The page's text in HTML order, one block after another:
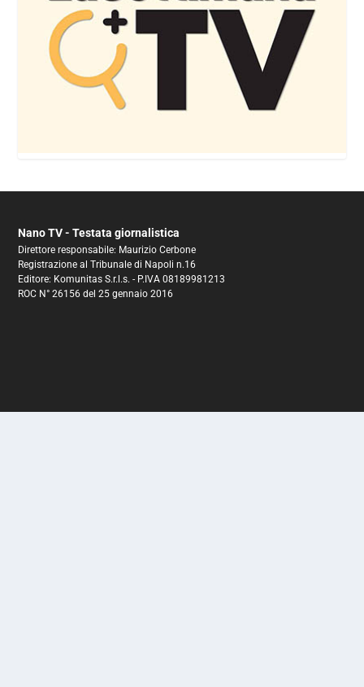
Nano TV - Testata giornalistica
Direttore responsabile: Maurizio Cerbone
Registrazione al Tribunale di Napoli n.16
Editore: Komunitas S.r.l.s. - P.IVA 08189981213
ROC N° 26156 del 25 gennaio 2016